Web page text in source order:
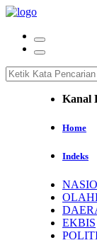
Kanal
Home
Indeks
EKBIS